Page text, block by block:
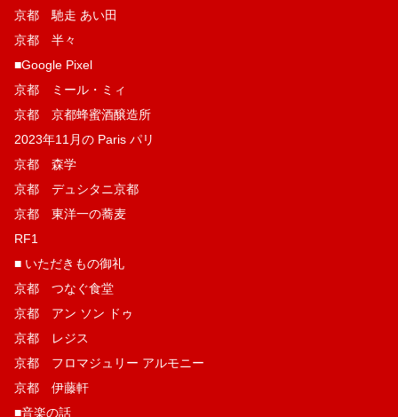
京都 馳走 あい田
京都 半々
■Google Pixel
京都 ミール・ミィ
京都 京都蜂蜜酒醸造所
2023年11月の Paris パリ
京都 森学
京都 デュシタニ京都
京都 東洋一の蕎麦
RF1
■ いただきもの御礼
京都 つなぐ食堂
京都 アン ソン ドゥ
京都 レジス
京都 フロマジュリー アルモニー
京都 伊藤軒
■音楽の話